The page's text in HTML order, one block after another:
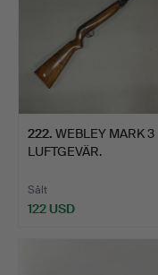
222. WEBLEY MARK 3
LUFTGEVÄR.
Sålt
122 USD